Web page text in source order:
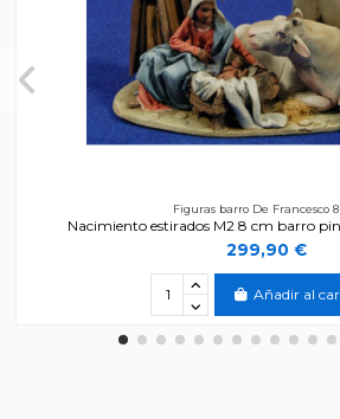
Figuras barro De Francesco
Nacimiento estirados M2 8 cm barro
299,90 €
Añadir al